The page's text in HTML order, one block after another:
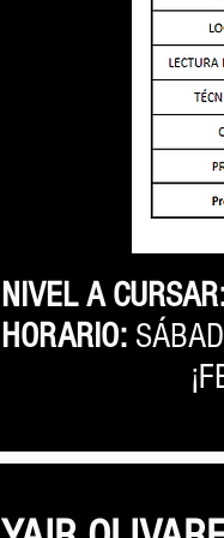
NIVEL A
HORARIO: